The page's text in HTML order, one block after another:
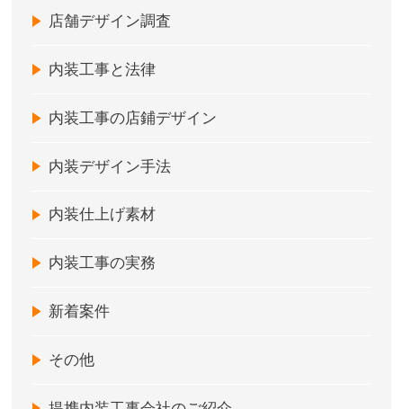
店舗デザイン調査
内装工事と法律
内装工事の店鋪デザイン
内装デザイン手法
内装仕上げ素材
内装工事の実務
新着案件
その他